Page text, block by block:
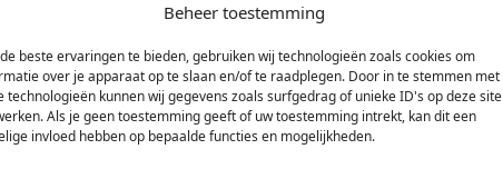
Beheer toestemming
beste ervaringen te bieden, gebruiken wij technologieën zoals cookies om
over je apparaat op te slaan en/of te raadplegen. Door in te stemmen met
technologieën kunnen wij gegevens zoals surfgedrag of unieke ID's op deze site
Als je geen toestemming geeft of uw toestemming intrekt, kan dit een
invloed hebben op bepaalde functies en mogelijkheden.
split set